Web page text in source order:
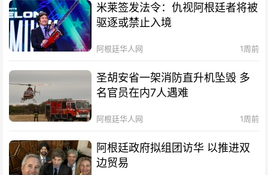
米莱签发法令：仇视阿根廷者将被
驱逐或禁止入境
阿根廷华人网 1周前
圣胡安省一架消防直升机坠毁 多
名官员在内7人遇难
阿根廷华人网 1周前
阿根廷政府拟组团访华 以推进双
边贸易